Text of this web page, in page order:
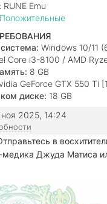
RUNE Emu
Положительные
Windows 10/11
Core i3-8100 / AMD
8 GB
GeForce GTX 550 Ti
GB]диске: 18 GB
2025, 14:24
в
медика Джуда Матиса